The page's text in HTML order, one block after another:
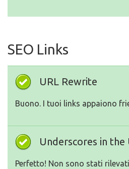
SEO Links
URL Rewrite
Buono. I tuoi links appaiono
Underscores in the
Perfetto! Non sono stati